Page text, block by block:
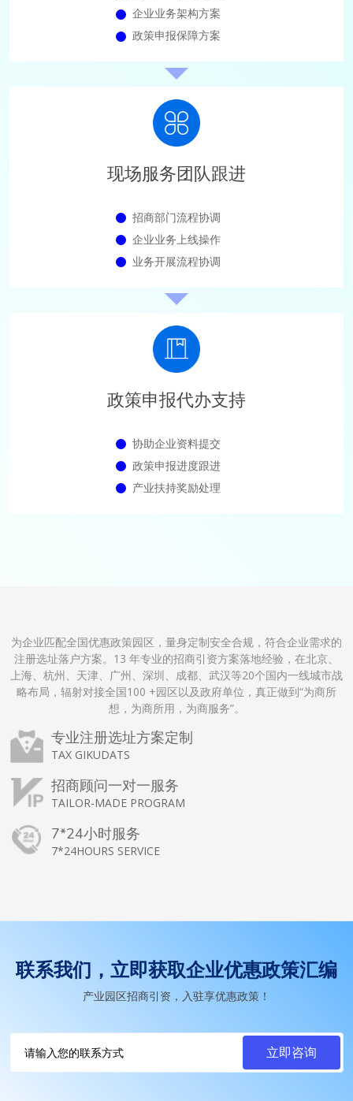
企业业务架构方案
政策申报保障方案
现场服务团队跟进
招商部门流程协调
企业业务上线操作
业务开展流程协调
政策申报代办支持
协助企业资料提交
政策申报进度跟进
产业扶持奖励处理
为企业匹配全国优惠政策园区，量身定制安全合规，符合企业需求的
注册选址落户方案。 13 年专业的招商引资方案落地经验，在北京、
上海、杭州、天津、广州、深圳、成都、武汉等20个国内一线城市战
略布局，辐射对接全国100 +园区以及政府单位，真正做到“为商所
想，为商所用，为商服务”。
专业注册选址方案定制
TAX GIKUDATS
招商顾问一对一服务
TAILOR-MADE PROGRAM
7*24小时服务
7*24HOURS SERVICE
联系我们，立即获取企业优惠政策汇编
产业园区招商引资，入驻享优惠政策！